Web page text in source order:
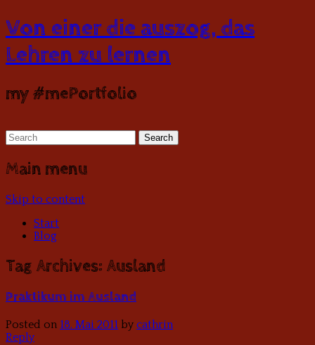
Von einer die auszog, das
Lehren zu lernen
my #mePortfolio
Main menu
Skip to content
Start
Blog
Tag Archives: Ausland
Praktikum im Ausland
Posted on 18. Mai 2011 by cathrin
Reply